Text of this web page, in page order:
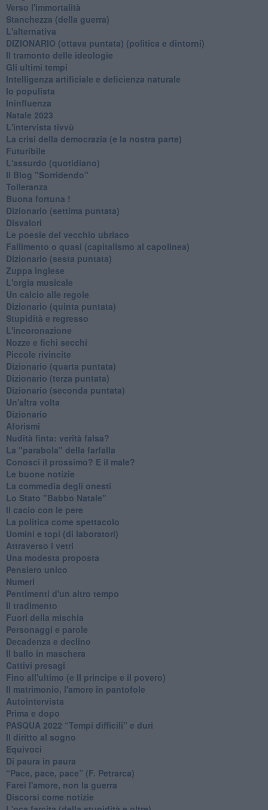
Verso l'immortalità
Stanchezza (della guerra)
L'alternativa
​DIZIONARIO (ottava puntata) (politica e dintorni)
Il tramonto delle ideologie
Gli ultimi tempi
Intelligenza artificiale e deficienza naturale
Io populista
Ininfluenza
Natale 2023
L'intervista tivvù
La crisi della democrazia (e la nostra parte)
Futuribile
L'assurdo (quotidiano)
Il Blog "Sorridendo"
Tolleranza
Buona fortuna !
​Dizionario (settima puntata)
Disvalori
Le poesie del vecchio ubriaco
Fallimento o quasi (capitalismo al capolinea)
Dizionario (sesta puntata)
Zuppa inglese
L'orgia musicale
Un calcio alle regole
Dizionario (quinta puntata)
Stupidità e regresso
L'incoronazione
Nozze e fichi secchi
Piccole rivincite
​Dizionario (quarta puntata)
​Dizionario (terza puntata)
​Dizionario (seconda puntata)
Un'altra volta
Dizionario
Aforismi
Nudità finta: verità falsa?
La "parabola" della farfalla
Conosci il prossimo? E il male?
Le buone notizie
La commedia degli onesti
Lo Stato "Babbo Natale"
Il cacio con le pere
La politica come spettacolo
Uomini e topi (di laboratori)
Attraverso i vetri
Una modesta proposta
Pensiero unico
Numeri
Pentimenti d'un altro tempo
Il tradimento
Fuori della mischia
Personaggi e parole
Decadenza e declino
Il ballo in maschera
Cattivi presagi
Fino all'ultimo (e Il principe e il povero)
Il matrimonio, l'amore in pantofole
Autointervista
Prima e dopo
​PASQUA 2022 “Tempi difficili” e duri
Il diritto al sogno
Equivoci
Di paura in paura
​“Pace, pace, pace” (F. Petrarca)
Farei l'amore, non la guerra
Discorsi come notizie